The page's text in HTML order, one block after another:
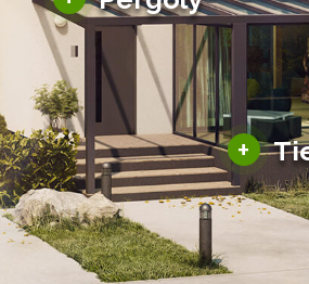
Bioklimatické pergoly
Altány a zastrešenie
Solárne pergoly
+
Tienenie